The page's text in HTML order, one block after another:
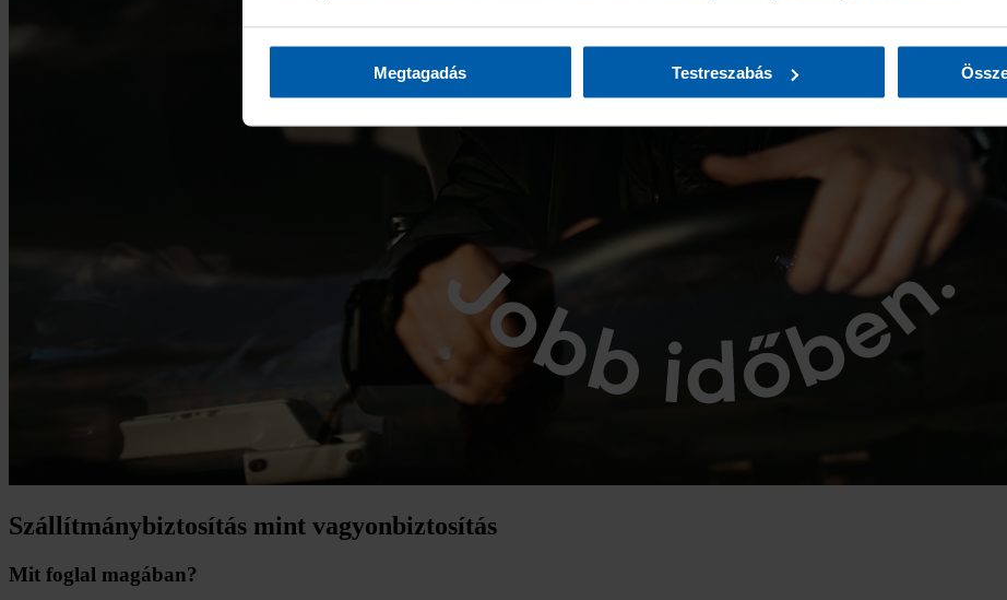
Megtagadás Testreszabás
Szállítmánybiztosítás mint vagyonbiztosítás
Mit foglal magában?